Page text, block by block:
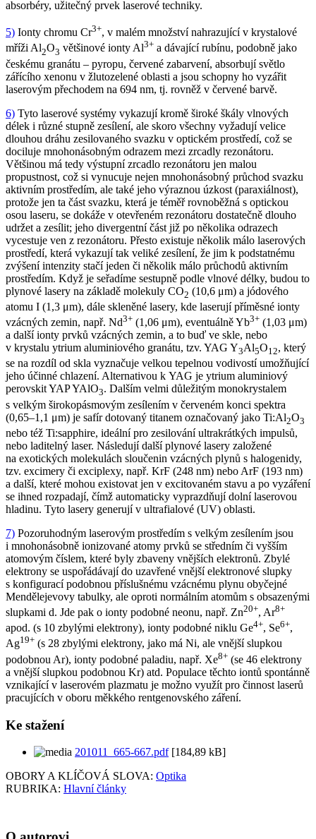
absorbéry, užitečný prvek laserové techniky.
5) Ionty chromu Cr3+, v malém množství nahrazující v krystalové
mříži Al2O3 většinové ionty Al3+ a dávající rubínu, podobně jako
českému granátu – pyropu, červené zabarvení, absorbují světlo
zářícího xenonu v žlutozelené oblasti a jsou schopny ho vyzářit
laserovým přechodem na 694 nm, tj. rovněž v červené barvě.
6) Tyto laserové systémy vykazují kromě široké škály vlnových
délek i různé stupně zesílení, ale skoro všechny vyžadují velice
dlouhou dráhu zesilovaného svazku v optickém prostředí, což se
dociluje mnohonásobným odrazem mezi zrcadly rezonátoru.
Většinou má tedy výstupní zrcadlo rezonátoru jen malou
propustnost, což si vynucuje nejen mnohonásobný průchod svazku
aktivním prostředím, ale také jeho výraznou úzkost (paraxiálnost),
protože jen ta část svazku, která je téměř rovnoběžná s optickou
osou laseru, se dokáže v otevřeném rezonátoru dostatečně dlouho
udržet a zesílit; jeho divergentní část již po několika odrazech
vycestuje ven z rezonátoru. Přesto existuje několik málo laserových
prostředí, která vykazují tak veliké zesílení, že jim k podstatnému
zvýšení intenzity stačí jeden či několik málo průchodů aktivním
prostředím. Když je seřadíme sestupně podle vlnové délky, budou to
plynové lasery na základě molekuly CO2 (10,6 μm) a jódového
atomu I (1,3 μm), dále skleněné lasery, kde laserují příměsné ionty
vzácných zemin, např. Nd3+ (1,06 μm), eventuálně Yb3+ (1,03 μm)
a další ionty prvků vzácných zemin, a to buď ve skle, nebo
v krystalu ytrium aluminiového granátu, tzv. YAG Y3Al5O12, který
se na rozdíl od skla vyznačuje velkou tepelnou vodivostí umožňující
jeho účinné chlazení. Alternativou k YAG je ytrium aluminiový
perovskit YAP YAlO3. Dalším velmi důležitým monokrystalem
s velkým širokopásmovým zesílením v červeném konci spektra
(0,65–1,1 μm) je safír dotovaný titanem označovaný jako Ti:Al2O3
nebo též Ti:sapphire, ideální pro zesilování ultrakrátkých impulsů,
nebo laditelný laser. Následují další plynové lasery založené
na exotických molekulách sloučenin vzácných plynů s halogenidy,
tzv. excimery či exciplexy, např. KrF (248 nm) nebo ArF (193 nm)
a další, které mohou existovat jen v excitovaném stavu a po vyzáření
se ihned rozpadají, čímž automaticky vyprazdňují dolní laserovou
hladinu. Tyto lasery generují v ultrafialové (UV) oblasti.
7) Pozoruhodným laserovým prostředím s velkým zesílením jsou
i mnohonásobně ionizované atomy prvků se středním či vyšším
atomovým číslem, které byly zbaveny vnějších elektronů. Zbylé
elektrony se uspořádávají do uzavřené vnější elektronové slupky
s konfigurací podobnou příslušnému vzácnému plynu obyčejné
Mendělejevovy tabulky, ale oproti normálním atomům s obsazenými
slupkami d. Jde pak o ionty podobné neonu, např. Zn20+, Ar8+
apod. (s 10 zbylými elektrony), ionty podobné niklu Ge4+, Se6+,
Ag19+ (s 28 zbylými elektrony, jako má Ni, ale vnější slupkou
podobnou Ar), ionty podobné paladiu, např. Xe8+ (se 46 elektrony
a vnější slupkou podobnou Kr) atd. Populace těchto iontů spontánně
vznikající v laserovém plazmatu je možno využít pro činnost laserů
pracujících v oboru měkkého rentgenovského záření.
Ke stažení
201011_665-667.pdf[184,89 kB]
OBORY A KLÍČOVÁ SLOVA: Optika
RUBRIKA: Hlavní články